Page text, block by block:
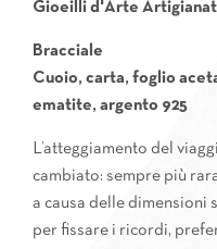
Gioeilli d'Arte
Bracciale
Cuoio, carta, foglio
ematite, argento 925
L’atteggiamento del
cambiato: sempre più
a causa delle dimensioni
per fissare i ricordi,